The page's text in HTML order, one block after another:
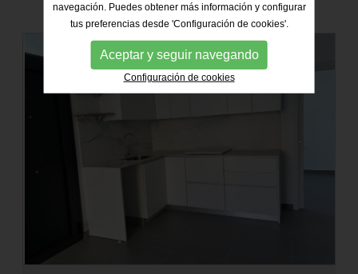
navegación. Puedes obtener más información y configurar
tus preferencias desde 'Configuración de cookies'.
Aceptar y seguir navegando
Configuración de cookies